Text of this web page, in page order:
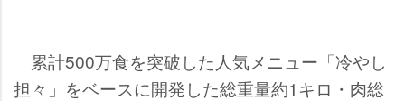
累計500万食を突破した人気メニュー「冷やし
担々」をベースに開発した総重量約1キロ・肉総